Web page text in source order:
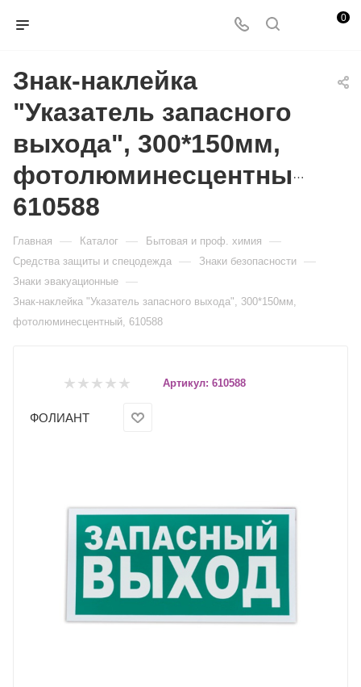
0
Знак-наклейка
"Указатель запасного
выхода", 300*150мм,
фотолюминесцентный,
610588
Главная — Каталог — Бытовая и проф. химия —
Средства защиты и спецодежда — Знаки безопасности —
Знаки эвакуационные —
Знак-наклейка "Указатель запасного выхода", 300*150мм,
фотолюминесцентный, 610588
Артикул: 610588
ФОЛИАНТ